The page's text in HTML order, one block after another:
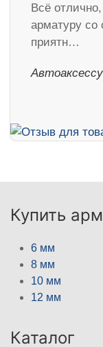
Всё
арматуру со
приятн…
Купить
6 мм
8 мм
10 мм
12 мм
Каталог